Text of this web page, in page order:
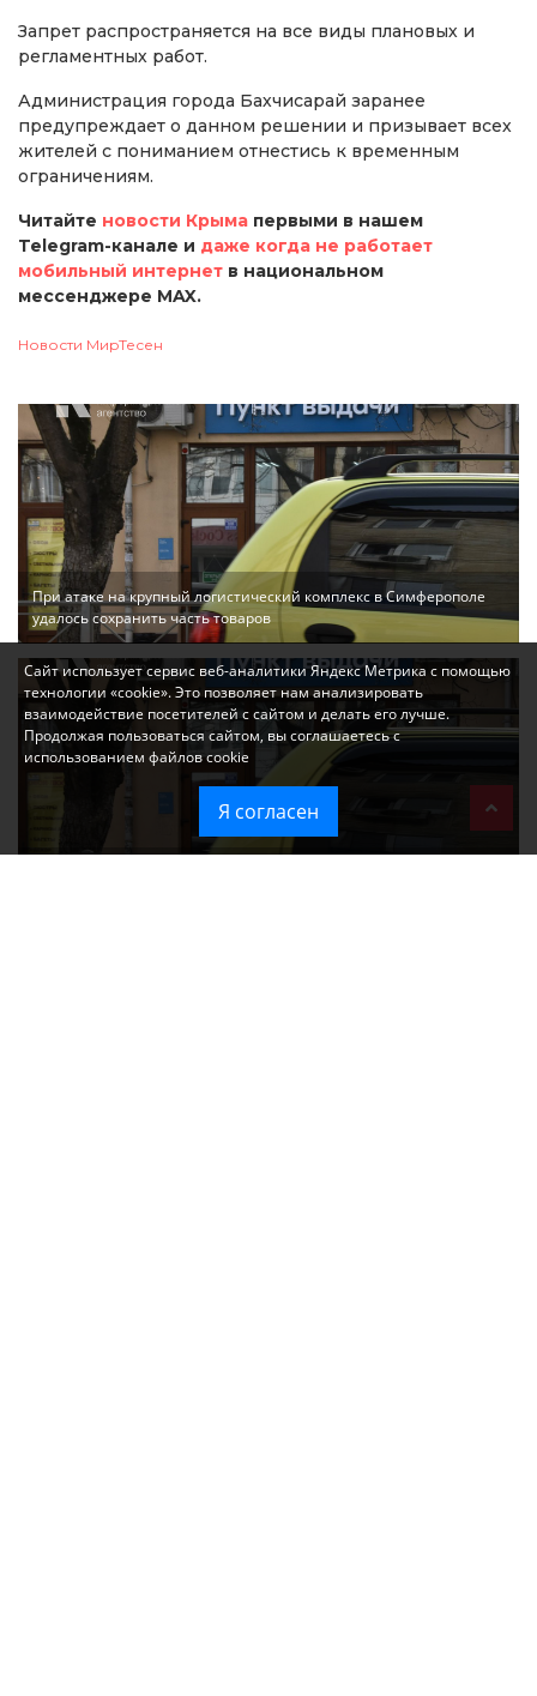
Запрет распространяется на все виды плановых и
регламентных работ.
Администрация города Бахчисарай заранее
предупреждает о данном решении и призывает всех
жителей с пониманием отнестись к временным
ограничениям.
Читайте новости Крыма первыми в нашем
Telegram-канале и даже когда не работает
мобильный интернет в национальном
мессенджере MAX.
Новости МирТесен
При атаке на крупный логистический комплекс в Симферополе
удалось сохранить часть товаров
Сайт использует сервис веб-аналитики Яндекс Метрика с помощью
технологии «cookie». Это позволяет нам анализировать
взаимодействие посетителей с сайтом и делать его лучше.
Продолжая пользоваться сайтом, вы соглашаетесь с
использованием файлов cookie
Я согласен